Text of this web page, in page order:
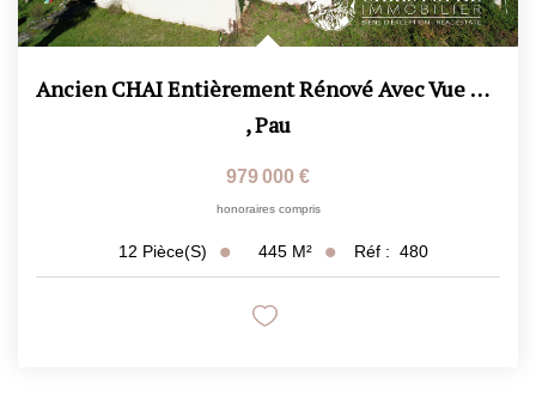
Ancien CHAI Entièrement Rénové Avec Vue Pyrénées - Deux...
,Pau
979 000 €
honoraires compris
12 Pièce(s) 445 M² Réf : 480